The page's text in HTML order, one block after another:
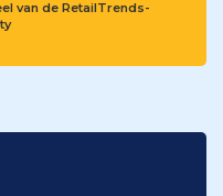
van de RetailTrends-